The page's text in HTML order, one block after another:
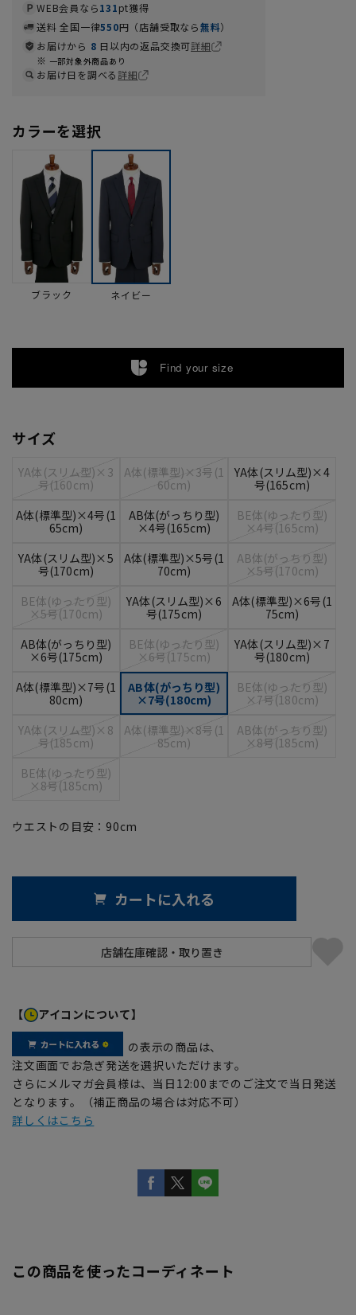
WEB会員なら131pt獲得
送料 全国一律550円（店舗受取なら無料）
お届けから 8 日以内の返品交換可詳細
一部対象外商品あり
お届け日を調べる詳細
カラーを選択
ブラック ネイビー
Find your size
サイズ
YA体(スリム型)×3
号(160cm)
A体(標準型)×3号(1
60cm)
YA体(スリム型)×4
号(165cm)
A体(標準型)×4号(1
65cm)
AB体(がっちり型)
×4号(165cm)
BE体(ゆったり型)
×4号(165cm)
YA体(スリム型)×5
号(170cm)
A体(標準型)×5号(1
70cm)
AB体(がっちり型)
×5号(170cm)
BE体(ゆったり型)
×5号(170cm)
YA体(スリム型)×6
号(175cm)
A体(標準型)×6号(1
75cm)
AB体(がっちり型)
×6号(175cm)
BE体(ゆったり型)
×6号(175cm)
YA体(スリム型)×7
号(180cm)
A体(標準型)×7号(1
80cm)
AB体(がっちり型)
×7号(180cm)
BE体(ゆったり型)
×7号(180cm)
YA体(スリム型)×8
号(185cm)
A体(標準型)×8号(1
85cm)
AB体(がっちり型)
×8号(185cm)
BE体(ゆったり型)
×8号(185cm)
ウエストの目安： 90cm
カートに入れる
【 アイコンについて】
の表示の商品は、
注文画面でお急ぎ発送を選択いただけます。
さらにメルマガ会員様は、当日12:00までのご注文で当日発送
となります。（補正商品の場合は対応不可）
詳しくはこちら
この商品を使ったコーディネート